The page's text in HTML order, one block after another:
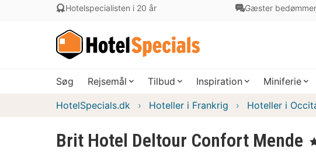
Hotelspecialisten i 20 år Gæster
Søg Rejsemål Tilbud Inspiration Miniferie
HotelSpecials.dk Hoteller i Frankrig Hoteller i
Brit Hotel Deltour Confort Mende ,